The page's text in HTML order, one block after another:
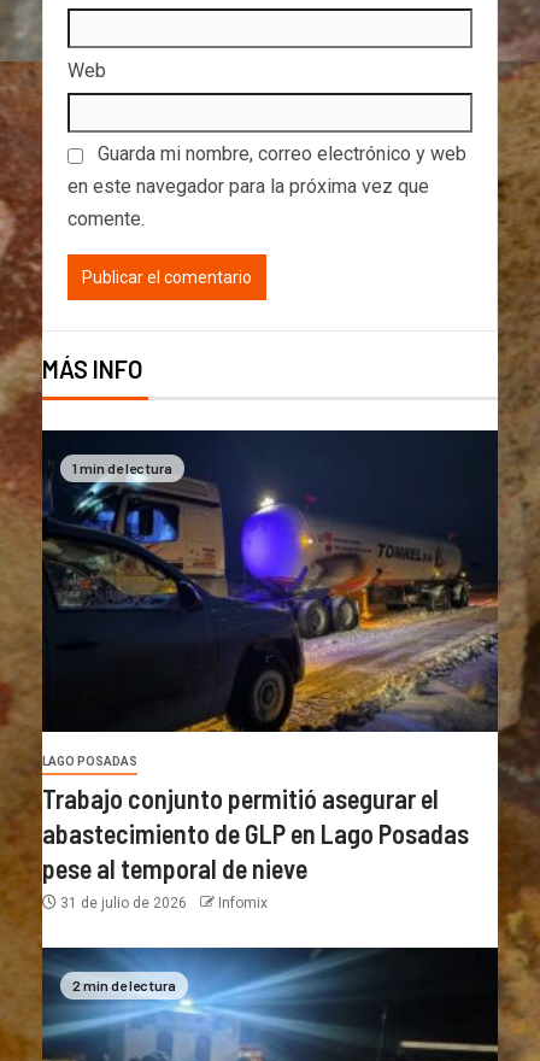
Web
Guarda mi nombre, correo electrónico y web
en este navegador para la próxima vez que
comente.
MÁS INFO
1 min de lectura
LAGO POSADAS
Trabajo conjunto permitió asegurar el
abastecimiento de GLP en Lago Posadas
pese al temporal de nieve
31 de julio de 2026 Infomix
2 min de lectura